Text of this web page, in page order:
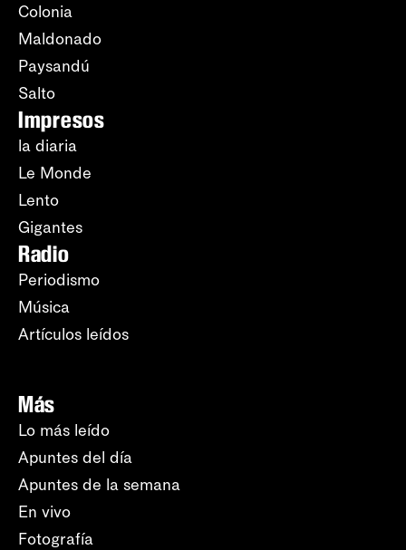
Colonia
Maldonado
Paysandú
Salto
Impresos
la diaria
Le Monde
Lento
Gigantes
Radio
Periodismo
Música
Artículos leídos
Más
Lo más leído
Apuntes del día
Apuntes de la semana
En vivo
Fotografía